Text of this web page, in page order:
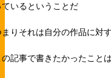
ているということだ
まりそれは自分の作品に対
の記事で書きたかったことは